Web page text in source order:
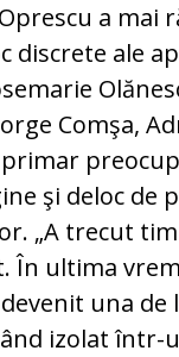
a mai
discrete ale
Comşa,
şi deloc de
„A trecut
În ultima
una de
izolat într-